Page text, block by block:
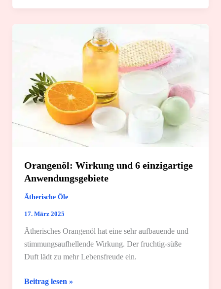
und
Anwendungsmöglichkeiten
Orangenöl: Wirkung und 6 einzigartige
Anwendungsgebiete
Ätherische Öle
17. März 2025
Ätherisches Orangenöl hat eine sehr aufbauende und
stimmungsaufhellende Wirkung. Der fruchtig-süße
Duft lädt zu mehr Lebensfreude ein.
Orangenöl:
Beitrag lesen »